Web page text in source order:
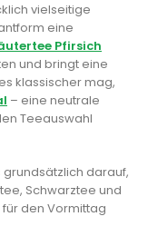
vielseitige
eine
Pfirsich
und bringt eine
klassischer mag,
– eine neutrale
Teeauswahl
darauf,
Schwarztee und
den Vormittag